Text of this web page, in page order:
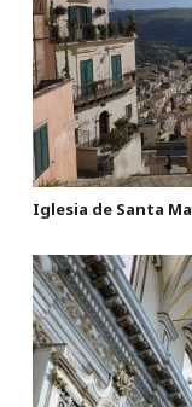
Iglesia de Santa